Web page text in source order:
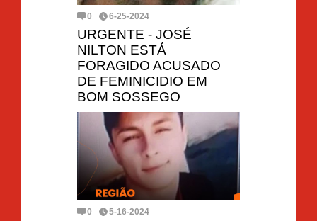
0 6-25-2024
URGENTE - JOSÉ
NILTON ESTÁ
FORAGIDO ACUSADO
DE FEMINICIDIO EM
BOM SOSSEGO
0 5-16-2024